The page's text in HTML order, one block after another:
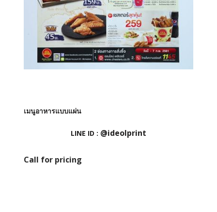
เมนูอาหารแบบแผ่น
LINE ID : @ideolprint
Call for pricing